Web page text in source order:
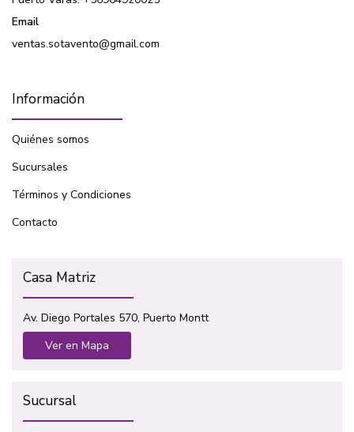
Email
ventas.sotavento@gmail.com
Información
Quiénes somos
Sucursales
Términos y Condiciones
Contacto
Casa Matriz
Av. Diego Portales 570, Puerto Montt
Ver en Mapa
Sucursal